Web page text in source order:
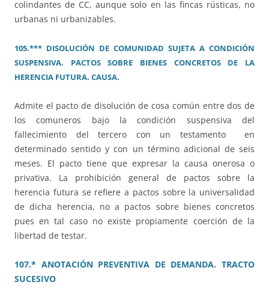
colindantes de CC, aunque solo en las fincas rústicas, no
urbanas ni urbanizables.
105.*** DISOLUCIÓN DE COMUNIDAD SUJETA A CONDICIÓN
SUSPENSIVA. PACTOS SOBRE BIENES CONCRETOS DE LA
HERENCIA FUTURA. CAUSA.
Admite el pacto de disolución de cosa común entre dos de
los comuneros bajo la condición suspensiva del
fallecimiento del tercero con un testamento en
determinado sentido y con un término adicional de seis
meses. El pacto tiene que expresar la causa onerosa o
privativa. La prohibición general de pactos sobre la
herencia futura se refiere a pactos sobre la universalidad
de dicha herencia, no a pactos sobre bienes concretos
pues en tal caso no existe propiamente coerción de la
libertad de testar.
107.* ANOTACIÓN PREVENTIVA DE DEMANDA. TRACTO
SUCESIVO